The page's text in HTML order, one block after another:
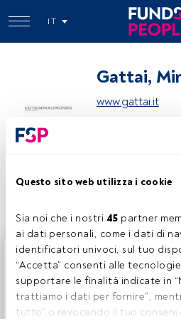
Questo sito web utilizza i cookie
Sia noi che i nostri 45 partner
ai dati personali, come i dati di
identificatori univoci, sul tuo
“Accetta” consenti alle
supportare le finalità indicate in
trattiamo i dati per fornire”,
tutto” o revocando il tuo
IT
Gattai,
www.gattai.it
Questo è un articolo riservato
sei già registrato, accedi tramite il
hai ancora un account, ti
tutti i contenuti che FundsPeople